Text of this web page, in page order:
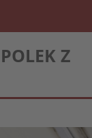
19
Z